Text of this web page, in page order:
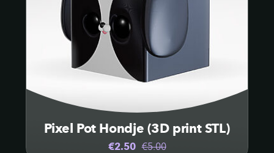
Pixel Pot Hondje (3D print STL)
€2.50 €5.00